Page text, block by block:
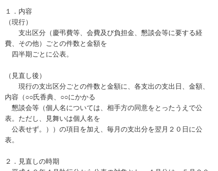
１．内容
（現行）
支出区分（慶弔費等、会費及び負担金、懇談会等に要する経
費、その他）ごとの件数と金額を
四半期ごとに公表。
（見直し後）
現行の支出区分ごとの件数と金額に、各支出の支出日、金額、
内容（○○氏香典、○○にかかる
懇談会等（個人名については、相手方の同意をとったうえで公
表。ただし、見舞いは個人名を
公表せず。））の項目を加え、毎月の支出分を翌月２０日に公
表。
２．見直しの時期